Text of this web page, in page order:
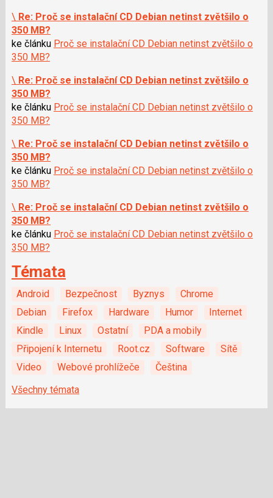
\ Re: Proč se instalační CD Debian netinst zvětšilo o
350 MB?
ke článku Proč se instalační CD Debian netinst zvětšilo o
350 MB?
\ Re: Proč se instalační CD Debian netinst zvětšilo o
350 MB?
ke článku Proč se instalační CD Debian netinst zvětšilo o
350 MB?
\ Re: Proč se instalační CD Debian netinst zvětšilo o
350 MB?
ke článku Proč se instalační CD Debian netinst zvětšilo o
350 MB?
\ Re: Proč se instalační CD Debian netinst zvětšilo o
350 MB?
ke článku Proč se instalační CD Debian netinst zvětšilo o
350 MB?
Témata
Android Bezpečnost Byznys
Chrome
Debian
Firefox Hardware Humor
Internet
Kindle
Linux Ostatní
PDA a mobily
Připojení k Internetu
Root.cz Software
Sítě
Video
Webové prohlížeče
Čeština
Všechny témata